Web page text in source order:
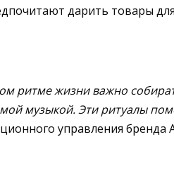
дарить товары
ритме жизни важно
музыкой. Эти ритуалы
управления бренда